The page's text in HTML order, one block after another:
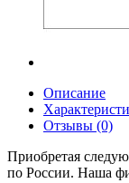
Описание
Отзывы (0)
Приобретая
по России. Наша